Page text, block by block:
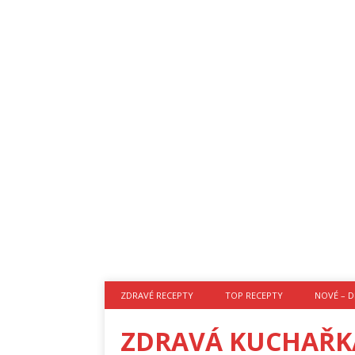
ZDRAVÉ RECEPTY TOP RECEPTY NOVÉ –
ZDRAVÁ